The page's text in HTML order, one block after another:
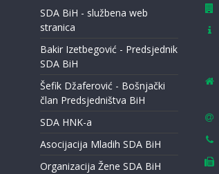
SDA BiH - službena web
stranica
Bakir Izetbegović - Predsjednik
SDA BiH
Šefik Džaferović - Bošnjački
član Predsjedništva BiH
SDA HNK-a
Asocijacija Mladih SDA BiH
Organizacija Žene SDA BiH